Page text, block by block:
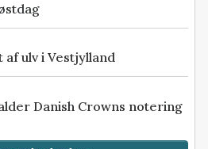
ulv i Vestjylland
Danish Crowns notering